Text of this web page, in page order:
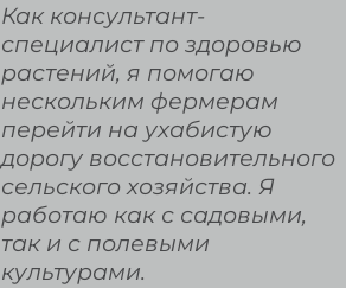
Как консультант-
специалист по здоровью
растений, я помогаю
нескольким фермерам
перейти на ухабистую
дорогу восстановительного
сельского хозяйства. Я
работаю как с садовыми,
так и с полевыми
культурами.